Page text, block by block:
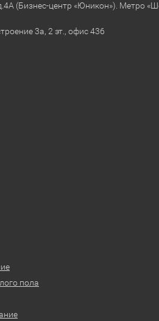
(Бизнес-центр «Юникон»). Метро
3а, 2 эт., офис 436
пола